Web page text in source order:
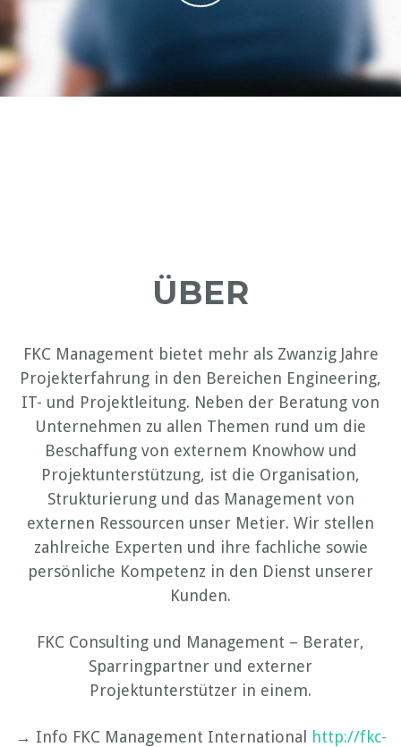
ÜBER
FKC Management bietet mehr als Zwanzig Jahre
Projekterfahrung in den Bereichen Engineering,
IT- und Projektleitung. Neben der Beratung von
Unternehmen zu allen Themen rund um die
Beschaffung von externem Knowhow und
Projektunterstützung, ist die Organisation,
Strukturierung und das Management von
externen Ressourcen unser Metier. Wir stellen
zahlreiche Experten und ihre fachliche sowie
persönliche Kompetenz in den Dienst unserer
Kunden.
FKC Consulting und Management – Berater,
Sparringpartner und externer
Projektunterstützer in einem.
→ Info FKC Management International
http://fkc-